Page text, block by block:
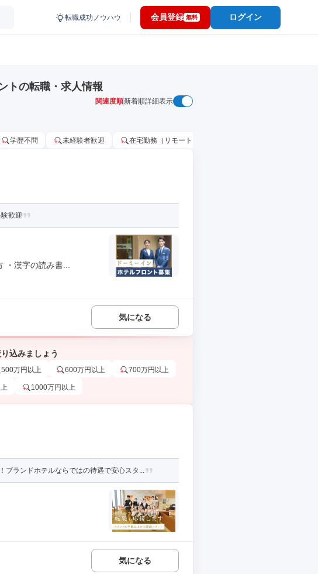
転職成功ノウハウ 会員登録 無料 ログイン
トの転職・求人情報
関連度順新着順詳細表示
学歴不問 未経験者歓迎 在宅勤務（リモートワーク）OK
歓迎
漢字の読み書...
気になる
込みましょう
500万円以上 600万円以上 700万円以上
1000万円以上
ブランドホテルならではの待遇で安心スタ...
気になる